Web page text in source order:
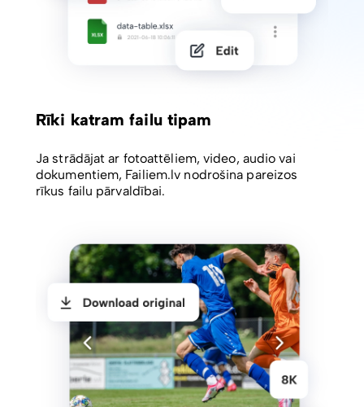
Rīki katram failu tipam
Ja strādājat ar fotoattēliem, video, audio vai
dokumentiem, Failiem.lv nodrošina pareizos
rīkus failu pārvaldībai.